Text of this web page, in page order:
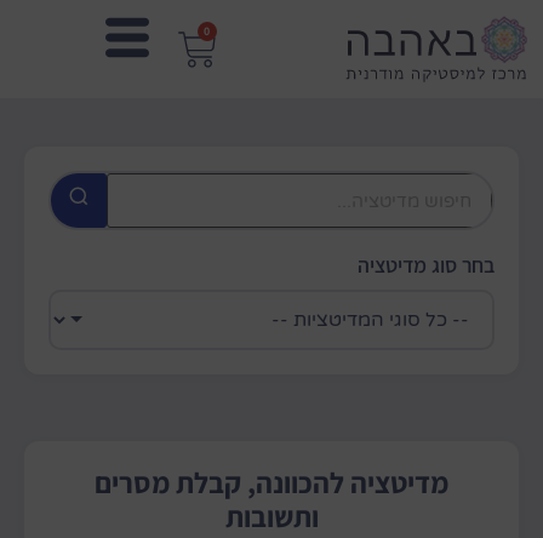
0
מדיטציה להכוונה, קבלת מסרים
ותשובות
בחר סוג מדיטציה